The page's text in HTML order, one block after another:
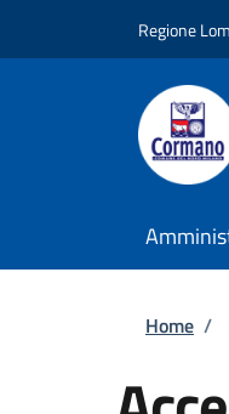
Regione
Home /